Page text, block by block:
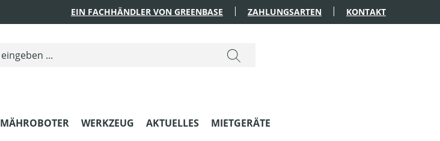
EIN FACHHÄNDLER VON GREENBASE ZAHLUNGSARTEN KONTAKT
MÄHROBOTER WERKZEUG AKTUELLES MIETGERÄTE